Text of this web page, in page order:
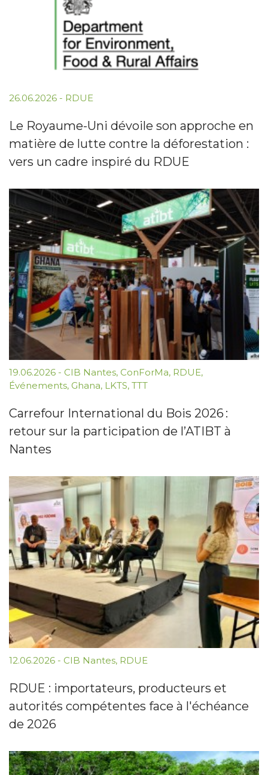
26.06.2026 - RDUE
Le Royaume-Uni dévoile son approche en
matière de lutte contre la déforestation :
vers un cadre inspiré du RDUE
19.06.2026 - CIB Nantes, ConForMa, RDUE,
Événements, Ghana, LKTS, TTT
Carrefour International du Bois 2026 :
retour sur la participation de l’ATIBT à
Nantes
12.06.2026 - CIB Nantes, RDUE
RDUE : importateurs, producteurs et
autorités compétentes face à l'échéance
de 2026